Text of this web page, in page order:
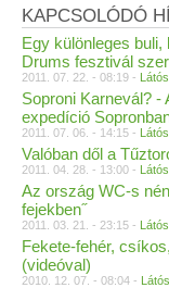
KAPCSOLÓDÓ
Egy különleges buli,
Drums fesztivál
2011. 07. 22. - 08:19 -
Soproni Karnevál? -
expedíció
2011. 07. 06. - 14:15 -
Valóban dől a
2011. 04. 28. - 13:00 -
Az ország WC-s
fejekben˝
2011. 03. 21. - 23:15 -
Fekete-fehér,
(videóval)
2010. 12. 07. - 08:04 -